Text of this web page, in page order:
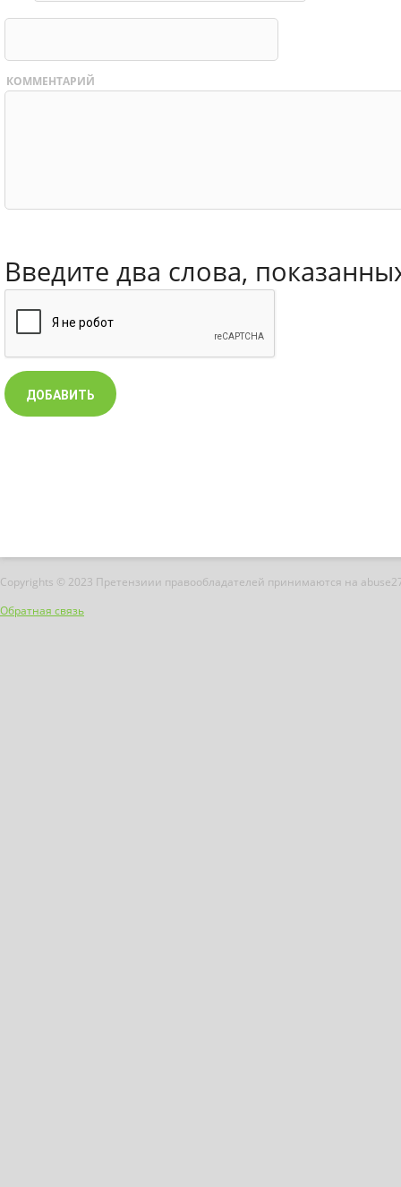
КОММЕНТАРИЙ
Введите два слова,
Copyrights © 2023 Претензиии правообладателей принимаются на
Обратная связь